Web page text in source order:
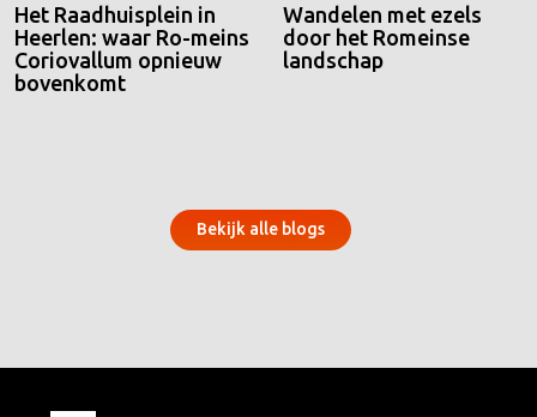
Het Raadhuisplein in
Heerlen: waar Ro-meins
Coriovallum opnieuw
bovenkomt
Wandelen met ezels
door het Romeinse
landschap
Bekijk alle blogs